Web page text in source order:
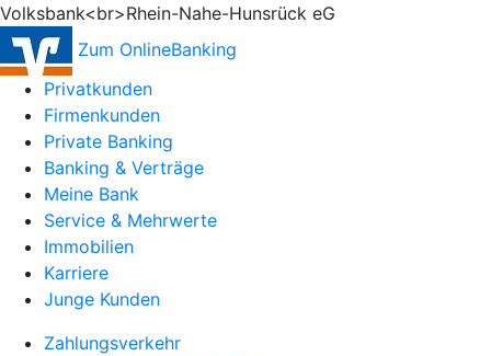
Volksbank<br>Rhein-Nahe-Hunsrück eG
Zum OnlineBanking
Privatkunden
Firmenkunden
Private Banking
Banking & Verträge
Meine Bank
Service & Mehrwerte
Immobilien
Karriere
Junge Kunden
Zahlungsverkehr